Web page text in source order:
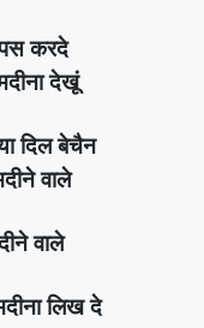
करदे
देखूं
दिल बेचैन
वाले
वाले
लिख दे